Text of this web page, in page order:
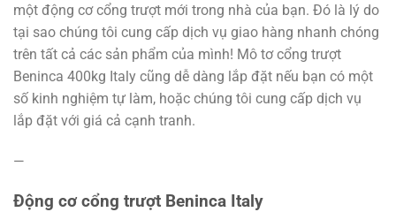
một động cơ cổng trượt mới trong nhà của bạn. Đó là lý do
tại sao chúng tôi cung cấp dịch vụ giao hàng nhanh chóng
trên tất cả các sản phẩm của mình! Mô tơ cổng trượt
Beninca 400kg Italy cũng dễ dàng lắp đặt nếu bạn có một
số kinh nghiệm tự làm, hoặc chúng tôi cung cấp dịch vụ
lắp đặt với giá cả cạnh tranh.
—
Động cơ cổng trượt Beninca Italy